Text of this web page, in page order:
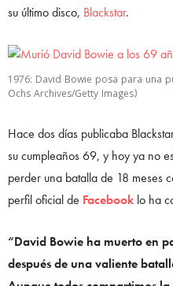
su último disco, Blackstar.
1976: David Bowie posa para una
Ochs Archives/Getty Images)
Hace dos días publicaba
su cumpleaños 69, y hoy ya no
perder una batalla de 18 meses
perfil oficial de Facebook lo ha
“David Bowie ha muerto en
después de una valiente